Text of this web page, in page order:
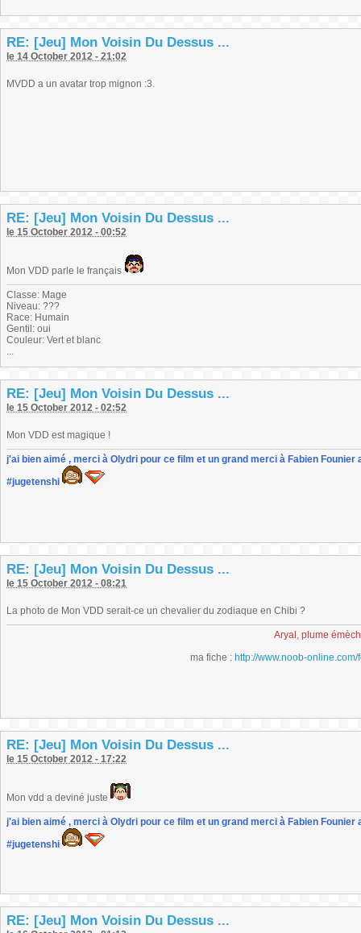
RE: [Jeu] Mon Voisin Du Dessus ...
le 14 October 2012 - 21:02
MVDD a un avatar trop mignon :3.
RE: [Jeu] Mon Voisin Du Dessus ...
le 15 October 2012 - 00:52
Mon VDD parle le français
Classe: Mage
Niveau: ???
Race: Humain
Gentil: oui
Couleur: Vert et blanc
...
RE: [Jeu] Mon Voisin Du Dessus ...
le 15 October 2012 - 02:52
Mon VDD est magique !
j'ai bien aimé , merci à Olydri pour ce film et un grand merci à Fabien
#jugetenshi
RE: [Jeu] Mon Voisin Du Dessus ...
le 15 October 2012 - 08:21
La photo de Mon VDD serait-ce un chevalier du zodiaque en Chibi ?
Aryal, plume
ma fiche : http://www.noob-
RE: [Jeu] Mon Voisin Du Dessus ...
le 15 October 2012 - 17:22
Mon vdd a deviné juste
j'ai bien aimé , merci à Olydri pour ce film et un grand merci à Fabien
#jugetenshi
RE: [Jeu] Mon Voisin Du Dessus ...